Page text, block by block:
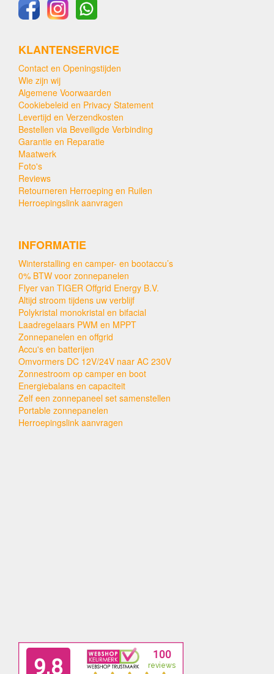
KLANTENSERVICE
Contact en Openingstijden
Wie zijn wij
Algemene Voorwaarden
Cookiebeleid en Privacy Statement
Levertijd en Verzendkosten
Bestellen via Beveiligde Verbinding
Garantie en Reparatie
Maatwerk
Foto's
Reviews
Retourneren Herroeping en Ruilen
Herroepingslink aanvragen
INFORMATIE
Winterstalling en camper- en bootaccu’s
0% BTW voor zonnepanelen
Flyer van TIGER Offgrid Energy B.V.
Altijd stroom tijdens uw verblijf
Polykristal monokristal en bifacial
Laadregelaars PWM en MPPT
Zonnepanelen en offgrid
Accu's en batterijen
Omvormers DC 12V/24V naar AC 230V
Zonnestroom op camper en boot
Energiebalans en capaciteit
Zelf een zonnepaneel set samenstellen
Portable zonnepanelen
Herroepingslink aanvragen